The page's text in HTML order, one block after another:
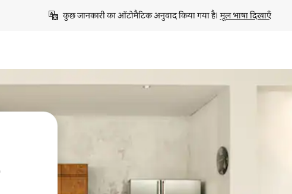
कुछ जानकारी का ऑटोमैटिक अनुवाद किया गया है। मूल भाषा दिखाएँ